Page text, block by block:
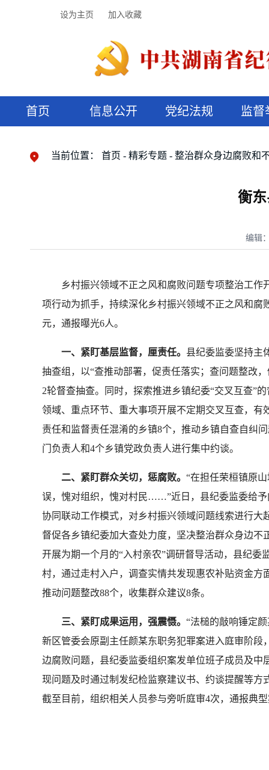
设为主页 加入收藏
首页 信息公开 党纪法规 监督
当前位置： 首页 精彩专题 整治群众身边腐败和
衡
编辑
乡村振兴领域不正之风和腐败问题专项整治工作
项行动为抓手，持续深化乡村振兴领域不正之风和腐
元，通报曝光6人。
一、紧盯基层监督，厘责任。 县纪委监委坚持主
抽查组，以“查推动部署，促责任落实；查问题整改
2轮督查抽查。同时，探索推进乡镇纪委“交叉互查”
领域、重点环节、重大事项开展不定期交叉互查，有
责任和监督责任混淆的乡镇8个，推动乡镇自查自纠
门负责人和4个乡镇党政负责人进行集中约谈。
二、紧盯群众关切，惩腐败。 “在担任荣桓镇原
误，愧对组织，愧对村民……”近日，县纪委监委给予
协同联动工作模式，对乡村振兴领域问题线索进行
督促各乡镇纪委加大查处力度，坚决整治群众身边
开展为期一个月的“入村亲农”调研督导活动，县纪
村，通过走村入户，调查实情共发现惠农补贴资金方
推动问题整改88个，收集群众建议8条。
三、紧盯成果运用，强震慑。 “法槌的敲响锤定
新区管委会原副主任颜某东职务犯罪案进入庭审阶
边腐败问题，县纪委监委组织案发单位班子成员及
现问题及时通过制发纪检监察建议书、约谈提醒等
截至目前，组织相关人员参与旁听庭审4次，通报典